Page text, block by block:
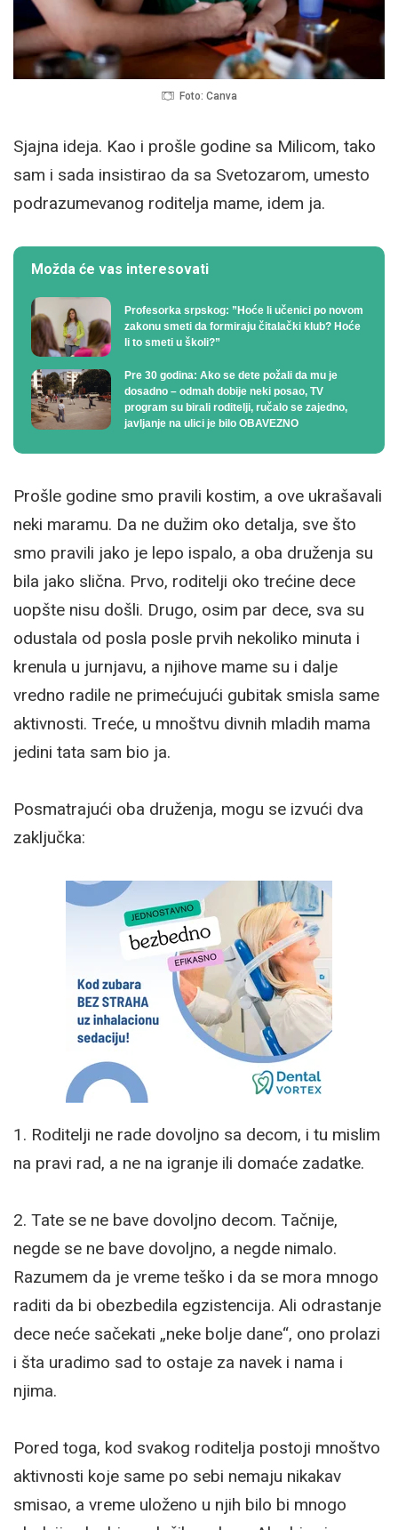
Foto: Canva
Sjajna ideja. Kao i prošle godine sa Milicom, tako
sam i sada insistirao da sa Svetozarom, umesto
podrazumevanog roditelja mame, idem ja.
Možda će vas interesovati
Profesorka srpskog: ”Hoće li učenici po novom
zakonu smeti da formiraju čitalački klub? Hoće
li to smeti u školi?”
Pre 30 godina: Ako se dete požali da mu je
dosadno – odmah dobije neki posao, TV
program su birali roditelji, ručalo se zajedno,
javljanje na ulici je bilo OBAVEZNO
Prošle godine smo pravili kostim, a ove ukrašavali
neki maramu. Da ne dužim oko detalja, sve što
smo pravili jako je lepo ispalo, a oba druženja su
bila jako slična. Prvo, roditelji oko trećine dece
uopšte nisu došli. Drugo, osim par dece, sva su
odustala od posla posle prvih nekoliko minuta i
krenula u jurnjavu, a njihove mame su i dalje
vredno radile ne primećujući gubitak smisla same
aktivnosti. Treće, u mnoštvu divnih mladih mama
jedini tata sam bio ja.
Posmatrajući oba druženja, mogu se izvući dva
zaključka:
1. Roditelji ne rade dovoljno sa decom, i tu mislim
na pravi rad, a ne na igranje ili domaće zadatke.
2. Tate se ne bave dovoljno decom. Tačnije,
negde se ne bave dovoljno, a negde nimalo.
Razumem da je vreme teško i da se mora mnogo
raditi da bi obezbedila egzistencija. Ali odrastanje
dece neće sačekati „neke bolje dane“, ono prolazi
i šta uradimo sad to ostaje za navek i nama i
njima.
Pored toga, kod svakog roditelja postoji mnoštvo
aktivnosti koje same po sebi nemaju nikakav
smisao, a vreme uloženo u njih bilo bi mnogo